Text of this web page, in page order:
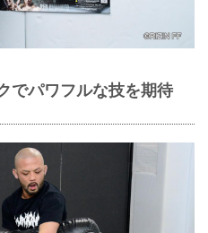
でパワフルな技を期待